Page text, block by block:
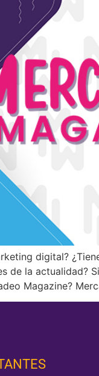
digital?
de la actualidad?
Magazine?